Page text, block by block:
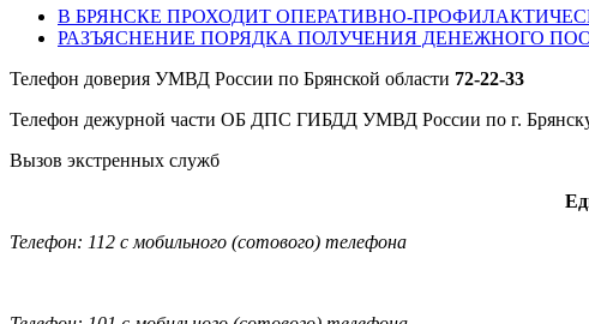
В БРЯНСКЕ ПРОХОДИТ ОПЕРАТИВНО-
РАЗЪЯСНЕНИЕ ПОРЯДКА ПОЛУЧЕНИЯ ДЕНЕЖНОГО
Телефон доверия УМВД России по Брянской области 72-22-33
Телефон дежурной части ОБ ДПС ГИБДД УМВД России по г.
Вызов экстренных служб
Телефон: 112 с мобильного (сотового) телефона